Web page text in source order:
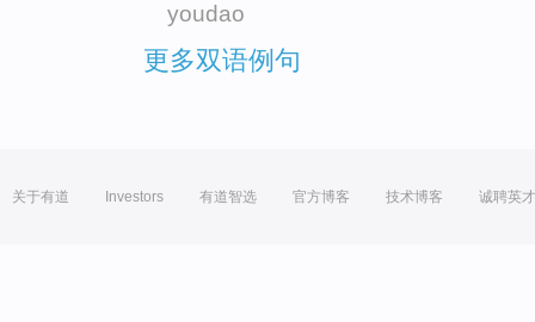
youdao
更多双语例句
关于有道 Investors 有道智选 官方博客 技术博客 诚聘英才